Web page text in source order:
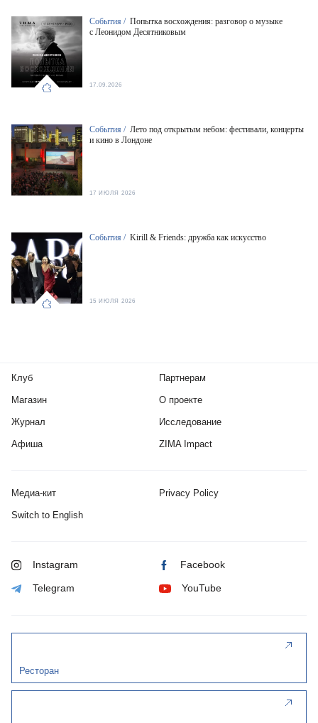
События / Попытка восхождения: разговор о музыке
с Леонидом Десятниковым
17.09.2026
События / Лето под открытым небом: фестивали, концерты
и кино в Лондоне
17 ИЮЛЯ 2026
События / Kirill & Friends: дружба как искусство
15 ИЮЛЯ 2026
Клуб
Магазин
Журнал
Афиша
Партнерам
О проекте
Исследование
ZIMA Impact
Медиа-кит Privacy Policy
Switch to English
Instagram Facebook
Telegram YouTube
Ресторан